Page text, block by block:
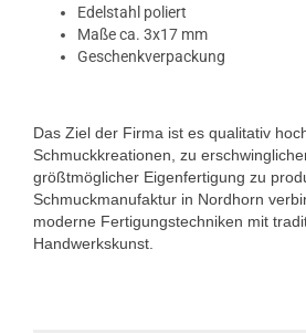
Edelstahl poliert
Maße ca. 3x17 mm
Geschenkverpackung
Das Ziel der Firma ist es qualitativ
Schmuckkreationen, zu
größtmöglicher Eigenfertigung zu
Schmuckmanufaktur in Nordhorn
moderne Fertigungstechniken mit
Handwerkskunst.